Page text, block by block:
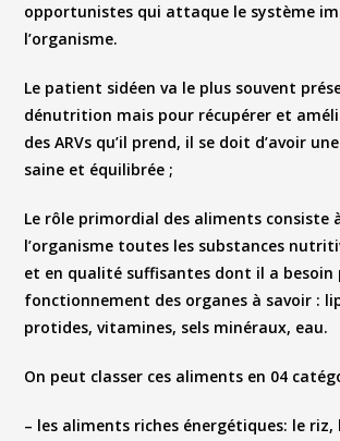
opportunistes qui attaque le système
l’organisme.
Le patient sidéen va le plus souvent
dénutrition mais pour récupérer et
des ARVs qu’il prend, il se doit d’avoir
saine et équilibrée ;
Le rôle primordial des aliments consiste
l’organisme toutes les substances
et en qualité suffisantes dont il a besoin
fonctionnement des organes à savoir :
protides, vitamines, sels minéraux, eau.
On peut classer ces aliments en 04
– les aliments riches énergétiques: le riz,